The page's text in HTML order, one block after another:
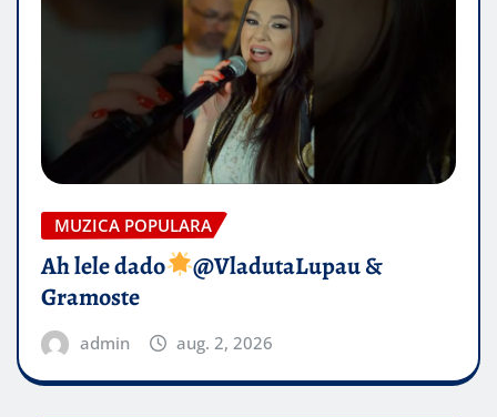
MUZICA POPULARA
Ah lele dado​
@VladutaLupau &
Gramoste
admin aug. 2, 2026